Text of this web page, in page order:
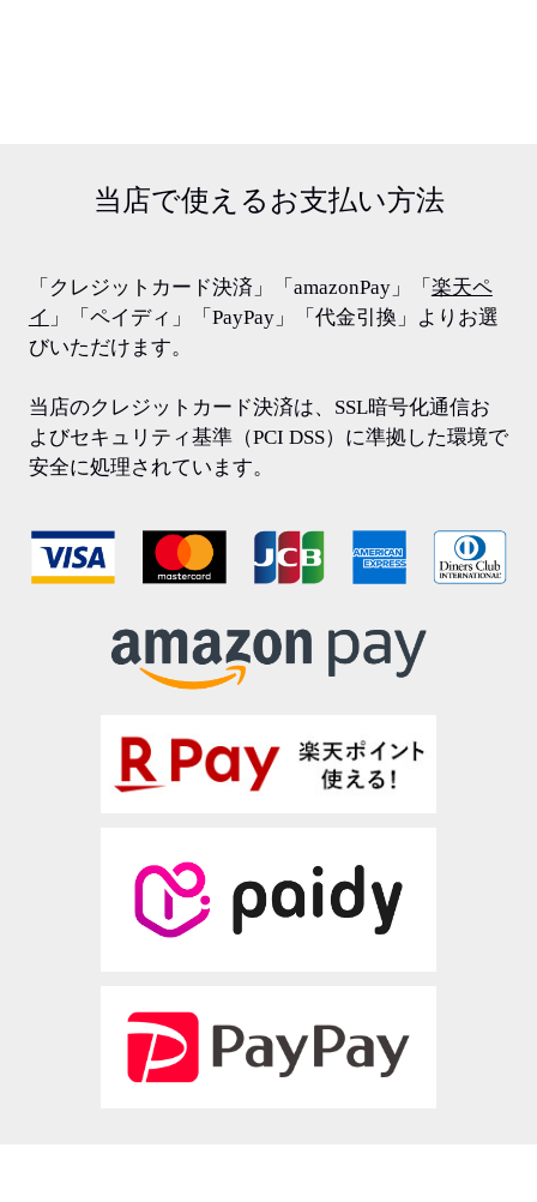
当店で使える お支払い方法
「クレジットカード決済」「amazonPay」「 楽天ペ
イ 」「ペイディ」「PayPay」「代金引換」よりお選
びいただけます。
当店のクレジットカード決済は、SSL暗号化通信お
よびセキュリティ基準（PCI DSS）に準拠した環境で
安全に処理されています。